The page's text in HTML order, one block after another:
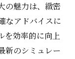
の魅力は、緻密
なアドバイスに
を効率的に向上
新のシミュレー